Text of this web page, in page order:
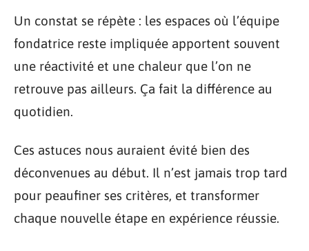
Un constat se répète : les espaces où l’équipe
fondatrice reste impliquée apportent souvent
une réactivité et une chaleur que l’on ne
retrouve pas ailleurs. Ça fait la différence au
quotidien.
Ces astuces nous auraient évité bien des
déconvenues au début. Il n’est jamais trop tard
pour peaufiner ses critères, et transformer
chaque nouvelle étape en expérience réussie.